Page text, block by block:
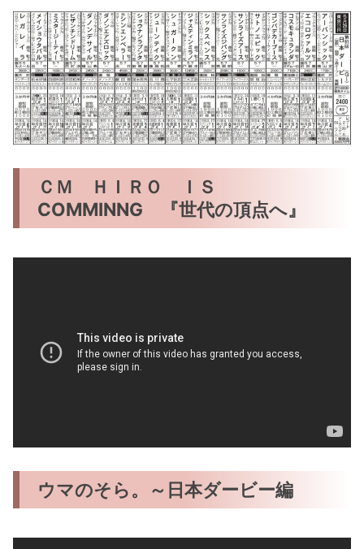
ＣＭ ＨＩＲＯ ＩＳ
COMMINNG 『世代の頂点へ』
ウマのそら。～日本ダービー編